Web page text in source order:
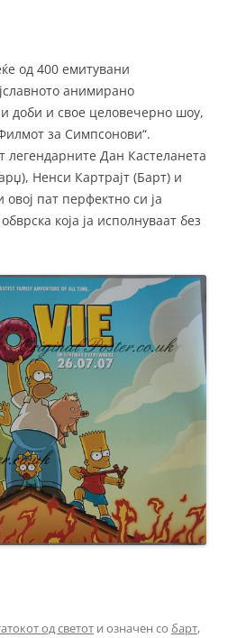
од 400 емитувани
анимирано
доби и свое целовечерно шоу,
за Симпсонови“.
легендарните Дан Кастеланета
Ненси Картрајт (Барт) и
пат перфектно си ја
која ја исполнуваат без
од светот и означен со барт,